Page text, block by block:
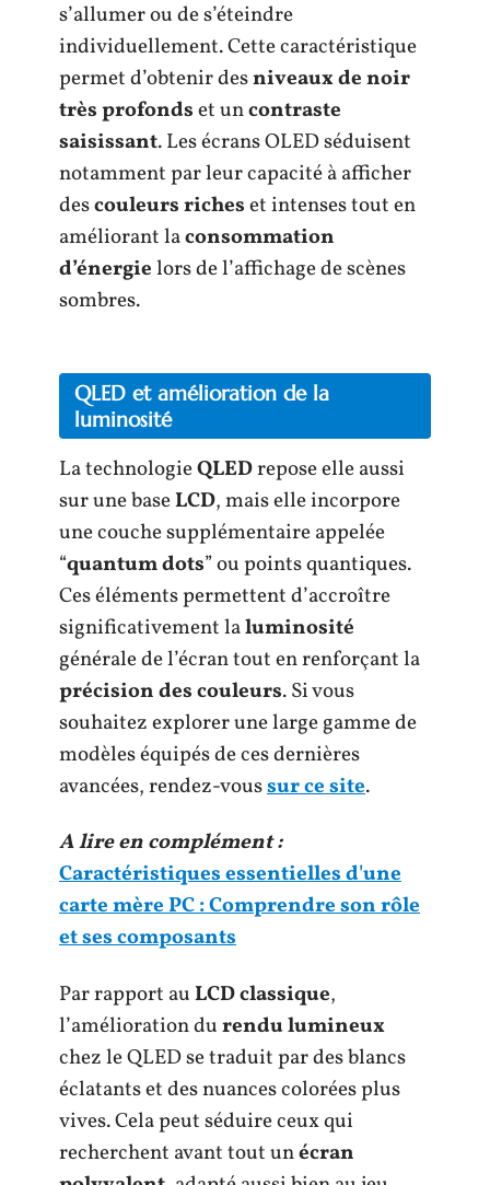
s’allumer ou de s’éteindre
individuellement. Cette caractéristique
permet d’obtenir desniveaux de noir
très profondset uncontraste
saisissant. Les écrans OLED séduisent
notamment par leur capacité à afficher
descouleurs richeset intenses tout en
améliorant laconsommation
d’énergielors de l’affichage de scènes
sombres.
QLED et amélioration de la
luminosité
La technologieQLEDrepose elle aussi
sur une baseLCD, mais elle incorpore
une couche supplémentaire appelée
“quantum dots” ou points quantiques.
Ces éléments permettent d’accroître
significativement laluminosité
générale de l’écran tout en renforçant la
précision des couleurs. Si vous
souhaitez explorer une large gamme de
modèles équipés de ces dernières
avancées, rendez-voussur ce site.
A lire en complément :
Caractéristiques essentielles d'une
carte mère PC : Comprendre son rôle
et ses composants
Par rapport auLCD classique,
l’amélioration durendu lumineux
chez le QLED se traduit par des blancs
éclatants et des nuances colorées plus
vives. Cela peut séduire ceux qui
recherchent avant tout unécran